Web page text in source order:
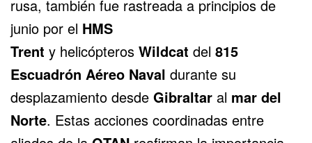
rusa, también fue rastreada a principios de
junio por el HMS
Trent y helicópteros Wildcat del 815
Escuadrón Aéreo Naval durante su
desplazamiento desde Gibraltar al mar del
Norte. Estas acciones coordinadas entre